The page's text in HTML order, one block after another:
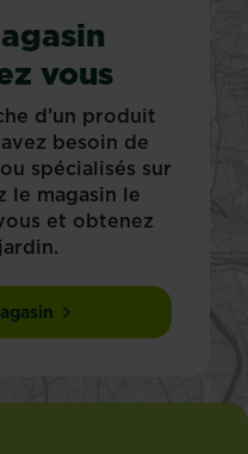
vous
d’un produit
besoin de
spécialisés sur
le magasin le
et obtenez